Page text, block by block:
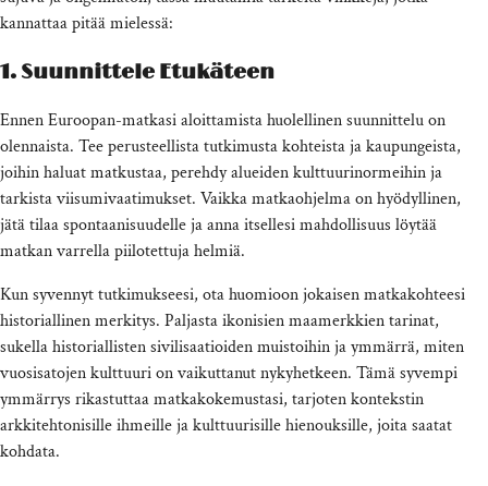
kannattaa pitää mielessä:
1. Suunnittele Etukäteen
Ennen Euroopan-matkasi aloittamista huolellinen suunnittelu on
olennaista. Tee perusteellista tutkimusta kohteista ja kaupungeista,
joihin haluat matkustaa, perehdy alueiden kulttuurinormeihin ja
tarkista viisumivaatimukset. Vaikka matkaohjelma on hyödyllinen,
jätä tilaa spontaanisuudelle ja anna itsellesi mahdollisuus löytää
matkan varrella piilotettuja helmiä.
Kun syvennyt tutkimukseesi, ota huomioon jokaisen matkakohteesi
historiallinen merkitys. Paljasta ikonisien maamerkkien tarinat,
sukella historiallisten sivilisaatioiden muistoihin ja ymmärrä, miten
vuosisatojen kulttuuri on vaikuttanut nykyhetkeen. Tämä syvempi
ymmärrys rikastuttaa matkakokemustasi, tarjoten kontekstin
arkkitehtonisille ihmeille ja kulttuurisille hienouksille, joita saatat
kohdata.